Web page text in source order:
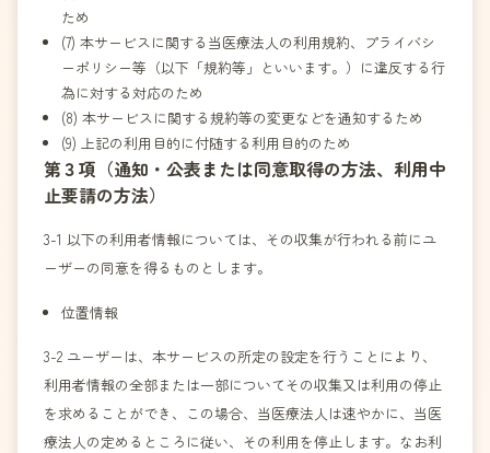
ため
(7) 本サービスに関する当医療法人の利用規約、プライバシ
ーポリシー等（以下「規約等」といいます。）に違反する行
為に対する対応のため
(8) 本サービスに関する規約等の変更などを通知するため
(9) 上記の利用目的に付随する利用目的のため
第３項（通知・公表または同意取得の方法、利用中
止要請の方法）
3-1 以下の利用者情報については、その収集が行われる前にユ
ーザーの同意を得るものとします。
位置情報
3-2 ユーザーは、本サービスの所定の設定を行うことにより、
利用者情報の全部または一部についてその収集又は利用の停止
を求めることができ、この場合、当医療法人は速やかに、当医
療法人の定めるところに従い、その利用を停止します。なお利